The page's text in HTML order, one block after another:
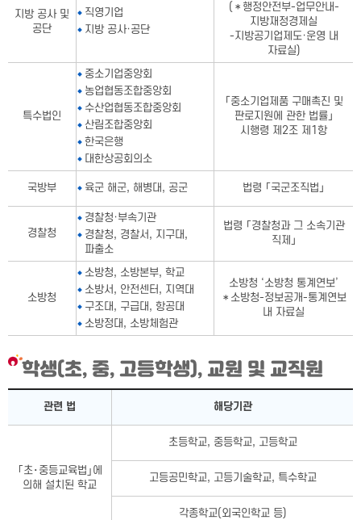
지방 공사 및
공단
직영기업
지방 공사·공단
(＊행정안전부-업무안내-
지방재정경제실
-지방공기업제도·운영 내
자료실)
특수법인
중소기업중앙회
농업협동조합중앙회
수산업협동조합중앙회
산림조합중앙회
한국은행
대한상공회의소
「중소기업제품 구매촉진 및
판로지원에 관한 법률」
시행령 제2조 제1항
국방부 육군 해군, 해병대, 공군 법령 「국군조직법」
경찰청
경찰청·부속기관
경찰청, 경찰서, 지구대,
파출소
법령 「경찰청과 그 소속기관
직제」
소방청
소방청, 소방본부, 학교
소방서, 안전센터, 지역대
구조대, 구급대, 항공대
소방정대, 소방체험관
소방청 ‘소방청 통계연보’
＊소방청-정보공개-통계연보
내 자료실
학생(초, 중, 고등학생), 교원 및 교직원
관련 법 해당기관
｢초･중등교육법｣에
의해 설치된 학교
초등학교, 중등학교, 고등학교
고등공민학교, 고등기술학교, 특수학교
각종학교(외국인학교 등)